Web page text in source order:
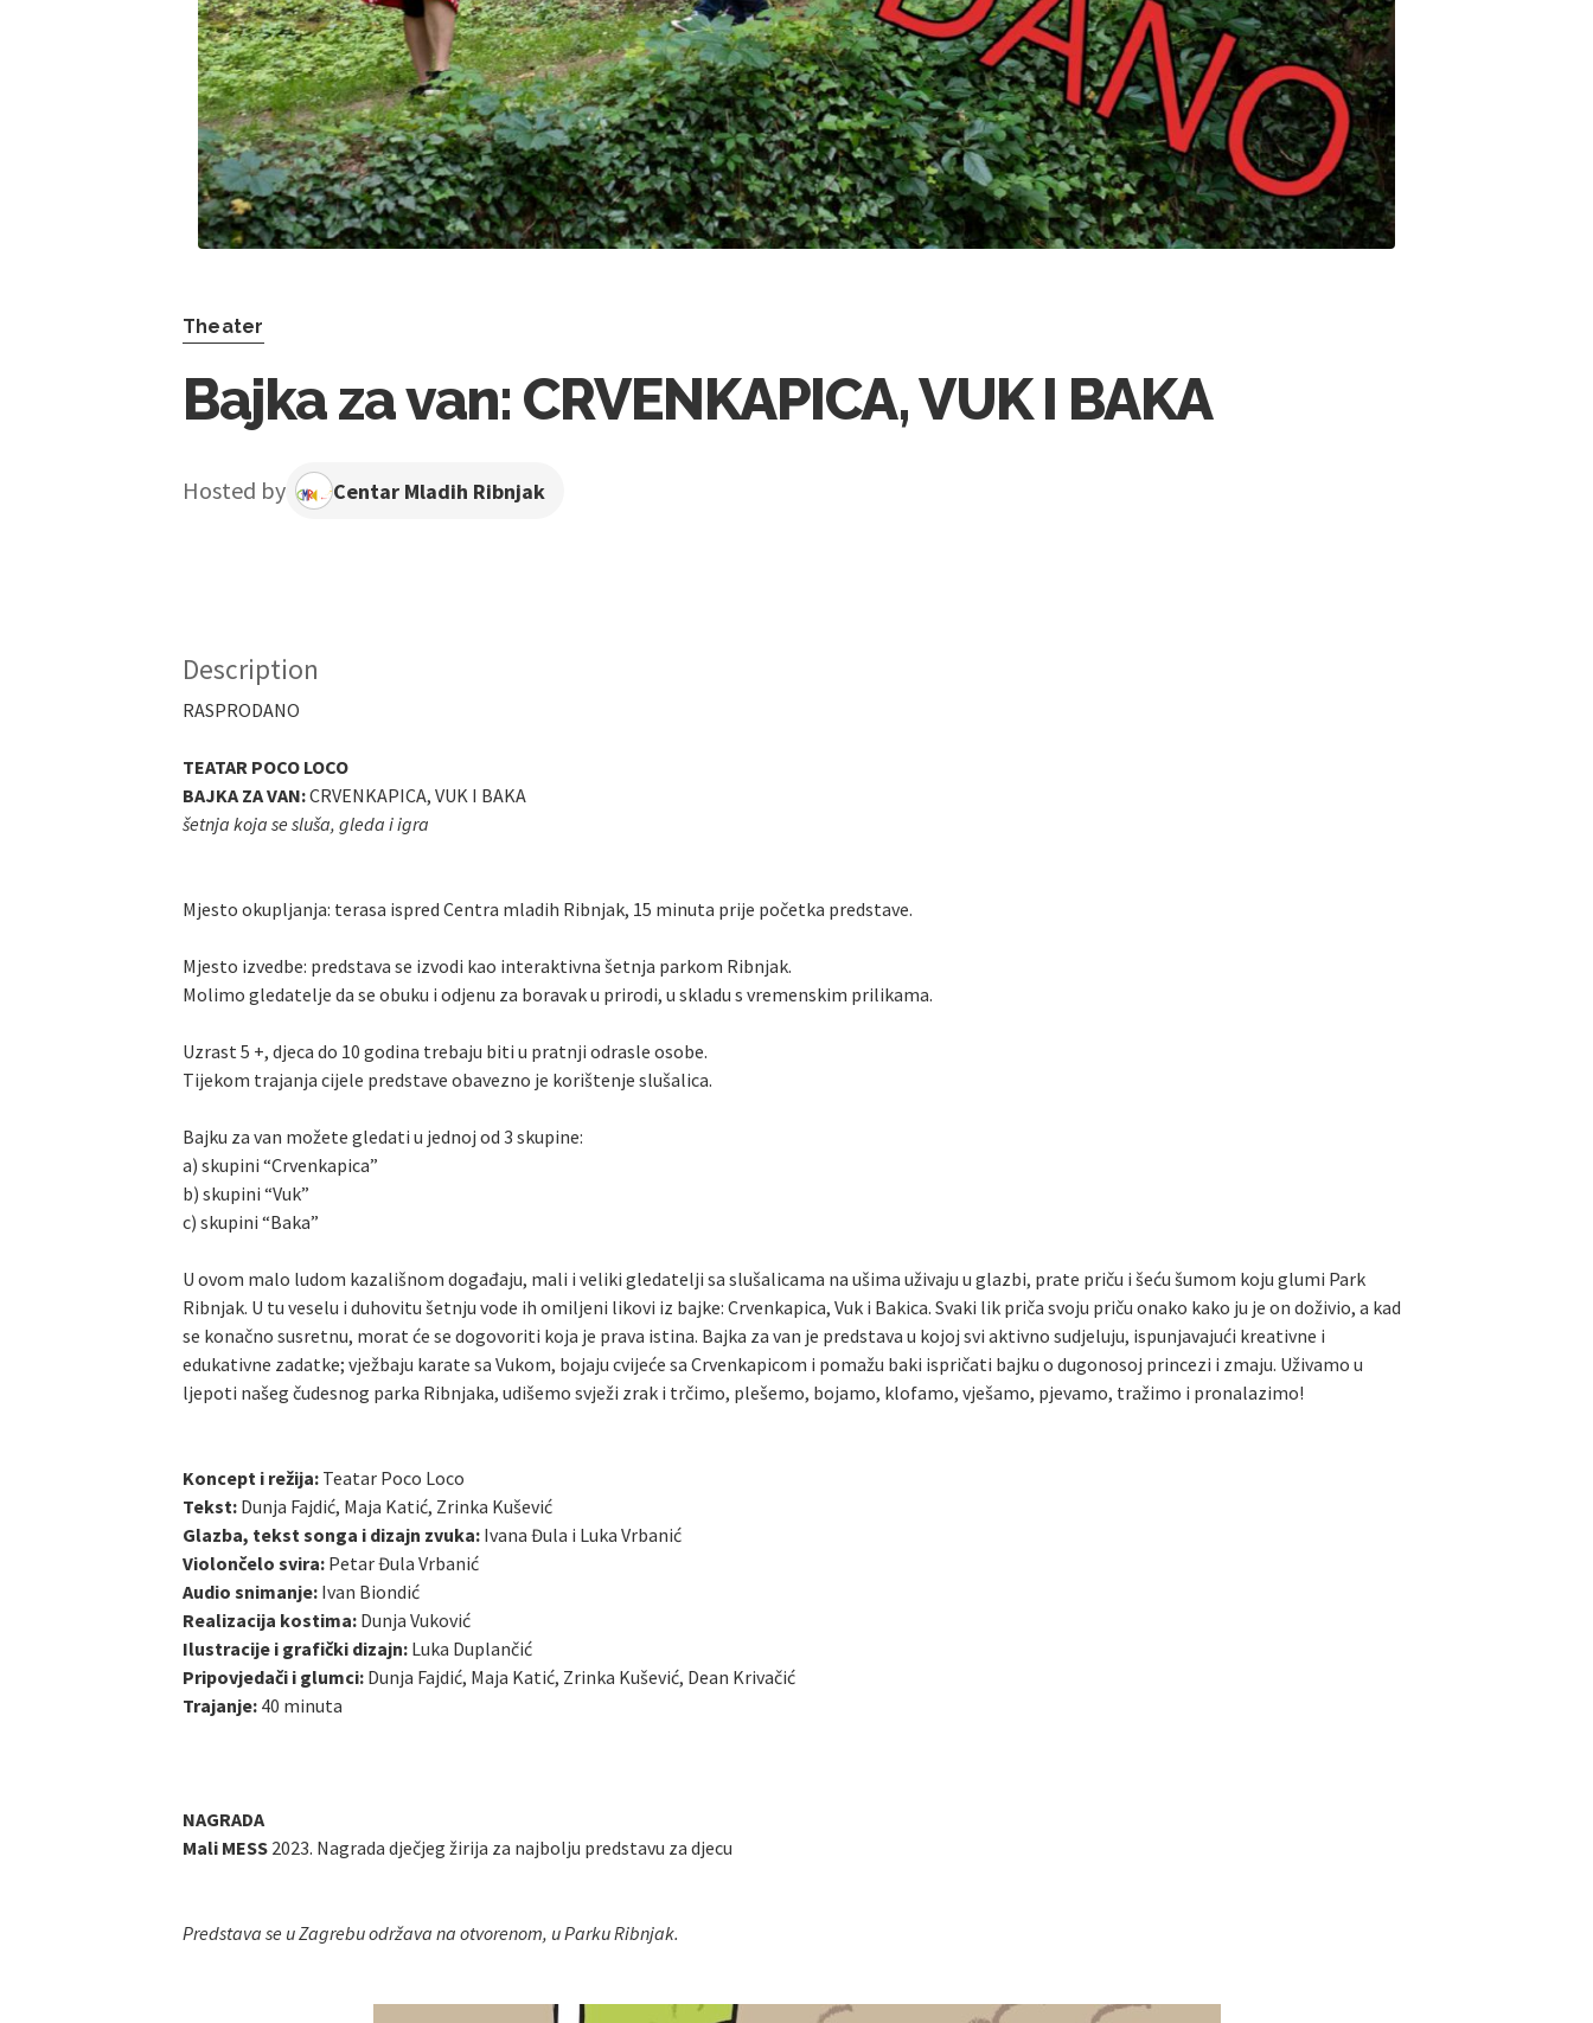
Theater
Bajka za van: CRVENKAPICA, VUK I BAKA
Hosted by Centar Mladih Ribnjak
Description
RASPRODANO
TEATAR POCO LOCO
BAJKA ZA VAN:CRVENKAPICA, VUK I BAKA
šetnja koja se sluša, gleda i igra
Mjesto okupljanja: terasa ispred Centra mladih Ribnjak, 15 minuta prije početka predstave.
Mjesto izvedbe: predstava se izvodi kao interaktivna šetnja parkom Ribnjak.
Molimo gledatelje da se obuku i odjenu za boravak u prirodi, u skladu s vremenskim prilikama.
Uzrast 5 +, djeca do 10 godina trebaju biti u pratnji odrasle osobe.
Tijekom trajanja cijele predstave obavezno je korištenje slušalica.
Bajku za van možete gledati u jednoj od 3 skupine:
a) skupini “Crvenkapica”
b) skupini “Vuk”
c) skupini “Baka”
U ovom malo ludom kazališnom događaju, mali i veliki gledatelji sa slušalicama na ušima uživaju u glazbi, prate priču i šeću šumom koju glumi Park
Ribnjak. U tu veselu i duhovitu šetnju vode ih omiljeni likovi iz bajke: Crvenkapica, Vuk i Bakica. Svaki lik priča svoju priču onako kako ju je on doživio, a kad
se konačno susretnu, morat će se dogovoriti koja je prava istina. Bajka za van je predstava u kojoj svi aktivno sudjeluju, ispunjavajući kreativne i
edukativne zadatke; vježbaju karate sa Vukom, bojaju cvijeće sa Crvenkapicom i pomažu baki ispričati bajku o dugonosoj princezi i zmaju. Uživamo u
ljepoti našeg čudesnog parka Ribnjaka, udišemo svježi zrak i trčimo, plešemo, bojamo, klofamo, vješamo, pjevamo, tražimo i pronalazimo!
Koncept i režija: Teatar Poco Loco
Tekst: Dunja Fajdić, Maja Katić, Zrinka Kušević
Glazba, tekst songa i dizajn zvuka: Ivana Đula i Luka Vrbanić
Violončelo svira: Petar Đula Vrbanić
Audio snimanje: Ivan Biondić
Realizacija kostima: Dunja Vuković
Ilustracije i grafički dizajn: Luka Duplančić
Pripovjedači i glumci: Dunja Fajdić, Maja Katić, Zrinka Kušević, Dean Krivačić
Trajanje: 40 minuta
NAGRADA
Mali MESS 2023. Nagrada dječjeg žirija za najbolju predstavu za djecu
Predstava se u Zagrebu održava na otvorenom, u Parku Ribnjak.